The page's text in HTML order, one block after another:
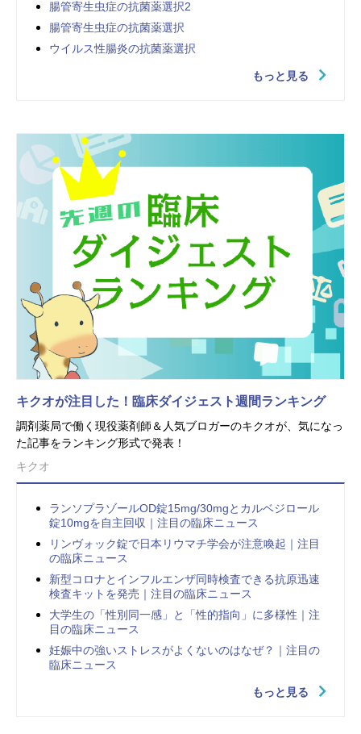
腸管寄生虫症の抗菌薬選択2
腸管寄生虫症の抗菌薬選択
ウイルス性腸炎の抗菌薬選択
もっと見る
キクオが注目した！臨床ダイジェスト週間ランキング
調剤薬局で働く現役薬剤師＆人気ブロガーのキクオが、気になっ
た記事をランキング形式で発表！
キクオ
ランソプラゾールOD錠15mg/30mgとカルベジロール
錠10mgを自主回収｜注目の臨床ニュース
リンヴォック錠で日本リウマチ学会が注意喚起｜注目
の臨床ニュース
新型コロナとインフルエンザ同時検査できる抗原迅速
検査キットを発売｜注目の臨床ニュース
大学生の「性別同一感」と「性的指向」に多様性｜注
目の臨床ニュース
妊娠中の強いストレスがよくないのはなぜ？｜注目の
臨床ニュース
もっと見る